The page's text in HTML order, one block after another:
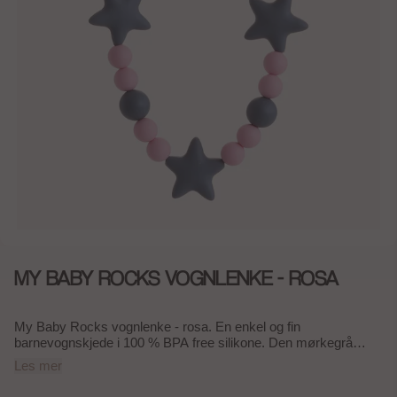
MY BABY ROCKS VOGNLENKE - ROSA
My Baby Rocks vognlenke - rosa. En enkel og fin
barnevognskjede i 100 % BPA free silikone. Den mørkegrå
fargen sammen med den lyseblå og lyserosa gir en en god
kontrast, som fanger barnets oppmerksomhet og gjør den
Les mer